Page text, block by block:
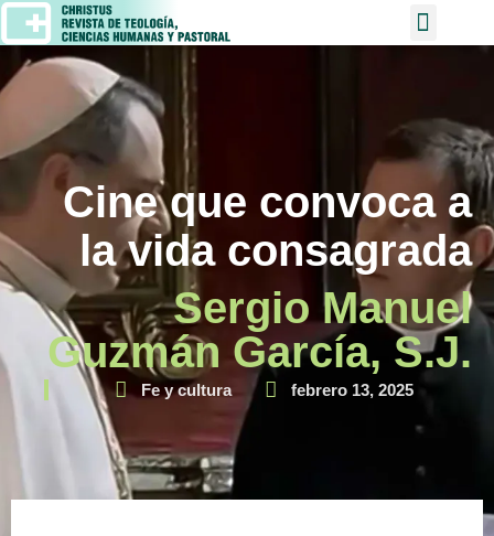
Cine que convoca a
la vida consagrada
Sergio Manuel
Guzmán García, S.J.
Fe y cultura febrero 13, 2025